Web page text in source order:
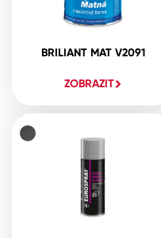
BRILIANT MAT V2091
ZOBRAZIT